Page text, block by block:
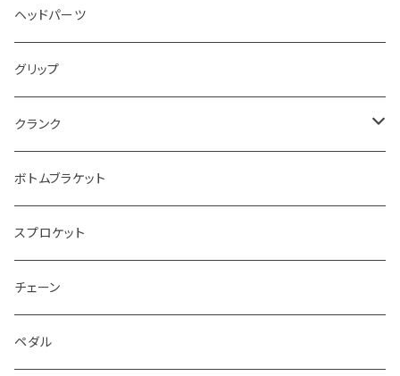
~20.25”
20”
24”
~8”
~9”
~10”
ヘッドパーツ
グリップ
クランク
110~155mm
160mm
165mm
170mm
ボトムブラケット
スプロケット
チェーン
ペダル